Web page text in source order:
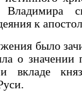
Владимира
к
было
о значении
вкладе